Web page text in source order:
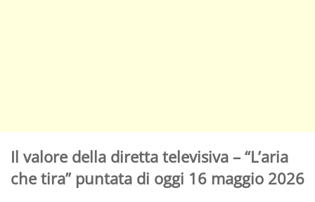
Il valore della diretta televisiva – “L’aria
che tira” puntata di oggi 16 maggio 2026